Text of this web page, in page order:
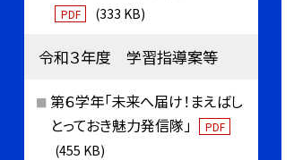
PDF (333 KB)
令和３年度 学習指導案等
第６学年「未来へ届け！まえばし
とっておき魅力発信隊」
PDF
(455 KB)